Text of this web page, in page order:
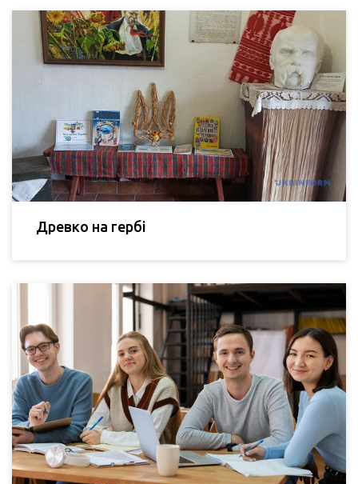
Древко на гербі